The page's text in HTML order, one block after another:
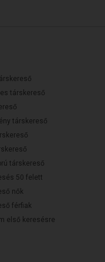
társkereső
társkereső
társkereső
50 felett
nők
férfiak
első keresésre